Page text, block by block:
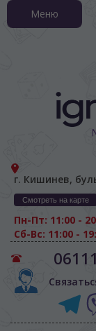
г. Кишинев,
Смотреть на карте
Пн-Пт: 11:00 -
Сб-Вс: 11:00 -
Меню